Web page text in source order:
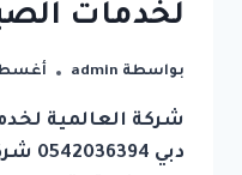
لخدمات
بواسطة admin أغسطس
شركة العالمية
دبي